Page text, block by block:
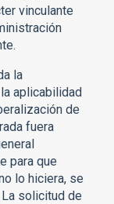
vinculante
la
aplicabilidad
de
fuera
para que
lo hiciera, se
solicitud de